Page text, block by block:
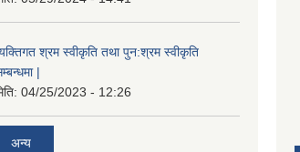
श्रम स्वीकृति तथा पुन:श्रम स्वीकृति
|
04/25/2023 - 12:26
अन्य